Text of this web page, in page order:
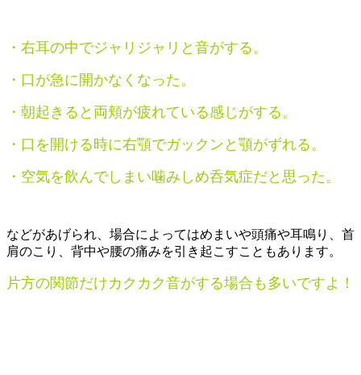
・右耳の中でジャリジャリと音がする。
・口が急に開かなくなった。
・朝起きると両頬が疲れている感じがする。
・口を開ける時に右顎でガックンと顎がずれる。
・空気を飲んでしまい噛みしめ呑気症だと思った。
などがあげられ、場合によってはめまいや頭痛や耳鳴り、首
肩のこり、背中や腰の痛みを引き起こすこともあります。
片方の関節だけカクカク音がする場合も多いですよ！